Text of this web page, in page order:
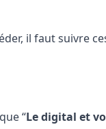
il faut suivre
“Le digital et